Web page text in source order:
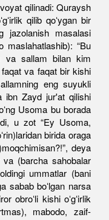
qilinadi: Quraysh
qilib qoʻygan bir
jazolanish masalasi
maslahatlashib): “Bu
va sallam bilan kim
faqat va faqat bir kishi
eng suyukli
ibn Zayd jur'at qilishi
Usoma bu borada
u zot “Ey Usoma,
birida oraga
deya
va (barcha sahobalar
ummatlar (bani
sabab boʻlgan narsa
obroʻli kishi oʻgʻirlik
mabodo, zaif-